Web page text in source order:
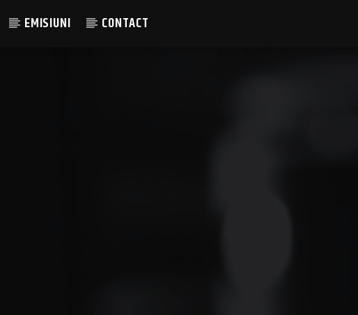
EMISIUNI CONTACT